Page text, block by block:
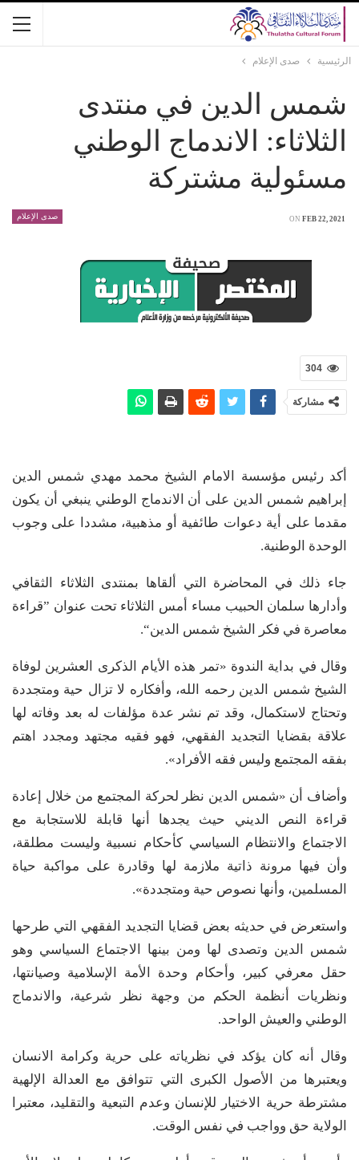
الرئيسية صدى الإعلام
شمس الدين في منتدى
الثلاثاء: الاندماج الوطني
مسئولية مشتركة
صدى الإعلام ON FEB 22, 2021
304
مشاركة
أكد رئيس مؤسسة الامام الشيخ محمد مهدي شمس الدين
إبراهيم شمس الدين على أن الاندماج الوطني ينبغي أن يكون
مقدما على أية دعوات طائفية أو مذهبية، مشددا على وجوب
الوحدة الوطنية.
جاء ذلك في المحاضرة التي ألقاها بمنتدى الثلاثاء الثقافي
وأدارها سلمان الحبيب مساء أمس الثلاثاء تحت عنوان ”قراءة
معاصرة في فكر الشيخ شمس الدين“.
وقال في بداية الندوة «تمر هذه الأيام الذكرى العشرين لوفاة
الشيخ شمس الدين رحمه الله، وأفكاره لا تزال حية ومتجددة
وتحتاج لاستكمال، وقد تم نشر عدة مؤلفات له بعد وفاته لها
علاقة بقضايا التجديد الفقهي، فهو فقيه مجتهد ومجدد اهتم
بفقه المجتمع وليس فقه الأفراد».
وأضاف أن «شمس الدين نظر لحركة المجتمع من خلال إعادة
قراءة النص الديني حيث يجدها أنها قابلة للاستجابة مع
الاجتماع والانتظام السياسي كأحكام نسبية وليست مطلقة،
وأن فيها مرونة ذاتية ملازمة لها وقادرة على مواكبة حياة
المسلمين، وأنها نصوص حية ومتجددة».
واستعرض في حديثه بعض قضايا التجديد الفقهي التي طرحها
شمس الدين وتصدى لها ومن بينها الاجتماع السياسي وهو
حقل معرفي كبير، وأحكام وحدة الأمة الإسلامية وصيانتها،
ونظريات أنظمة الحكم من وجهة نظر شرعية، والاندماج
الوطني والعيش الواحد.
وقال أنه كان يؤكد في نظرياته على حرية وكرامة الانسان
ويعتبرها من الأصول الكبرى التي تتوافق مع العدالة الإلهية
مشترطة حرية الاختيار للإنسان وعدم التبعية والتقليد، معتبرا
الولاية حق وواجب في نفس الوقت.